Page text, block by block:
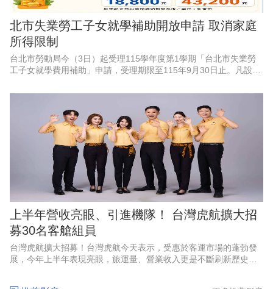
北市失業勞工子女就學補助開放申請 取消家庭
所得限制
台北市勞動局今（3日）起受理115學年度第1學期「台北市失業勞
工子女就學費用補助」申請，受理期限至115年9月30日止。凡設籍
內大專校院並
上半年營收亮眼、引進機隊！ 台灣虎航擴大招
募30名客艙組員
台灣虎航擴大招募！台灣虎航今天表示，受惠於客運市場的蓬勃發
展，今年上半年表現亮眼，旅運量、營業收入更是不斷刷新歷史紀